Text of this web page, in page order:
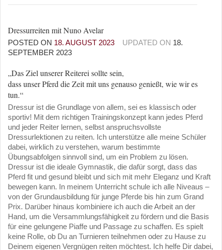
Dressurreiten mit Nuno Avelar
POSTED ON 18. AUGUST 2023 UPDATED ON 18.
SEPTEMBER 2023
„Das Ziel unserer Reiterei sollte sein,
dass unser Pferd die Zeit mit uns genauso genießt, wie wir es
tun.“
Dressur ist die Grundlage von allem, sei es klassisch oder
sportiv! Mit dem richtigen Trainingskonzept kann jedes Pferd
und jeder Reiter lernen, selbst anspruchsvollste
Dressurlektionen zu reiten. Ich unterstütze alle meine Schüler
dabei, wirklich zu verstehen, warum bestimmte
Übungsabfolgen sinnvoll sind, um ein Problem zu lösen.
Dressur ist die ideale Gymnastik, die dafür sorgt, dass das
Pferd fit und gesund bleibt und sich mit mehr Eleganz und Kraft
bewegen kann. In meinem Unterricht schule ich alle Niveaus –
von der Grundausbildung für junge Pferde bis hin zum Grand
Prix. Darüber hinaus kombiniere ich auch die Arbeit an der
Hand, um die Versammlungsfähigkeit zu fördern und die Basis
für eine gelungene Piaffe und Passage zu schaffen. Es spielt
keine Rolle, ob Du an Turnieren teilnehmen oder zu Hause zu
Deinem eigenen Vergnügen reiten möchtest. Ich helfe Dir dabei,